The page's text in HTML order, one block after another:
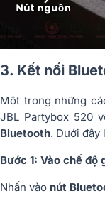
3. Kết nối
Một trong những
JBL Partybox 520
Bluetooth. Dưới đây
Bước 1: Vào chế độ
Nhấn vào nút